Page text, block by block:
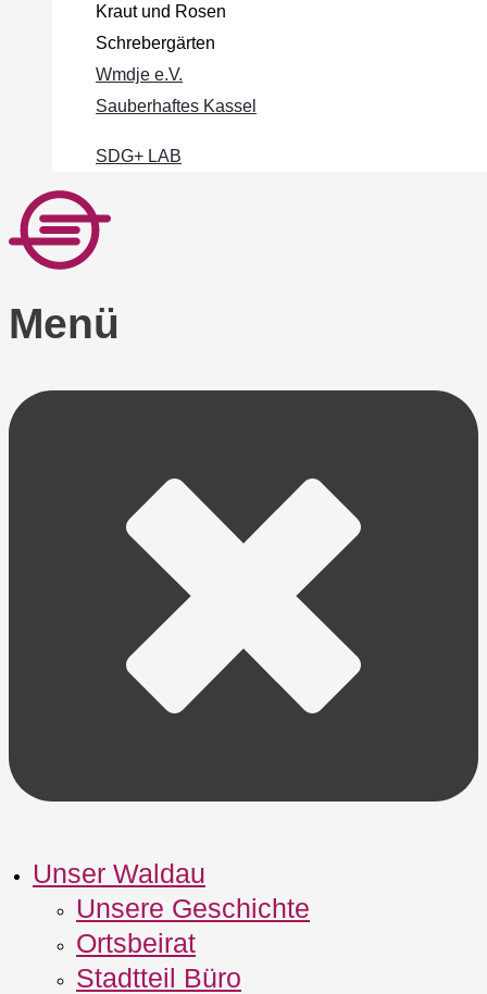
Kraut und Rosen
Schrebergärten
Wmdje e.V.
Sauberhaftes Kassel
SDG+ LAB
Menü
Unser Waldau
Unsere Geschichte
Ortsbeirat
Stadtteil Büro